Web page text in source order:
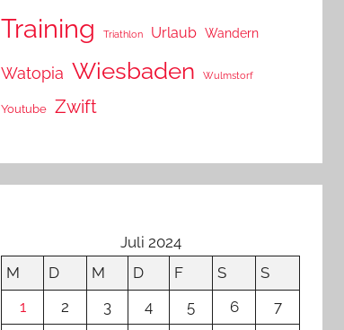
Training Triathlon Urlaub Wandern
Watopia Wiesbaden Wulmstorf
Youtube Zwift
Juli 2024
M
D M D F S
S
1
2 3 4 5 6
7